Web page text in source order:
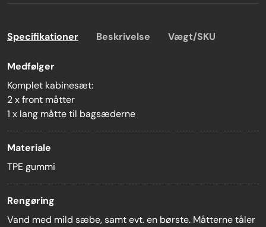
Specifikationer Beskrivelse Vægt/SKU
Medfølger
Komplet kabinesæt:
2 x front måtter
1 x lang måtte til bagsæderne
Materiale
TPE gummi
Rengøring
Vand med mild sæbe, samt evt. en børste. Måtterne tåler